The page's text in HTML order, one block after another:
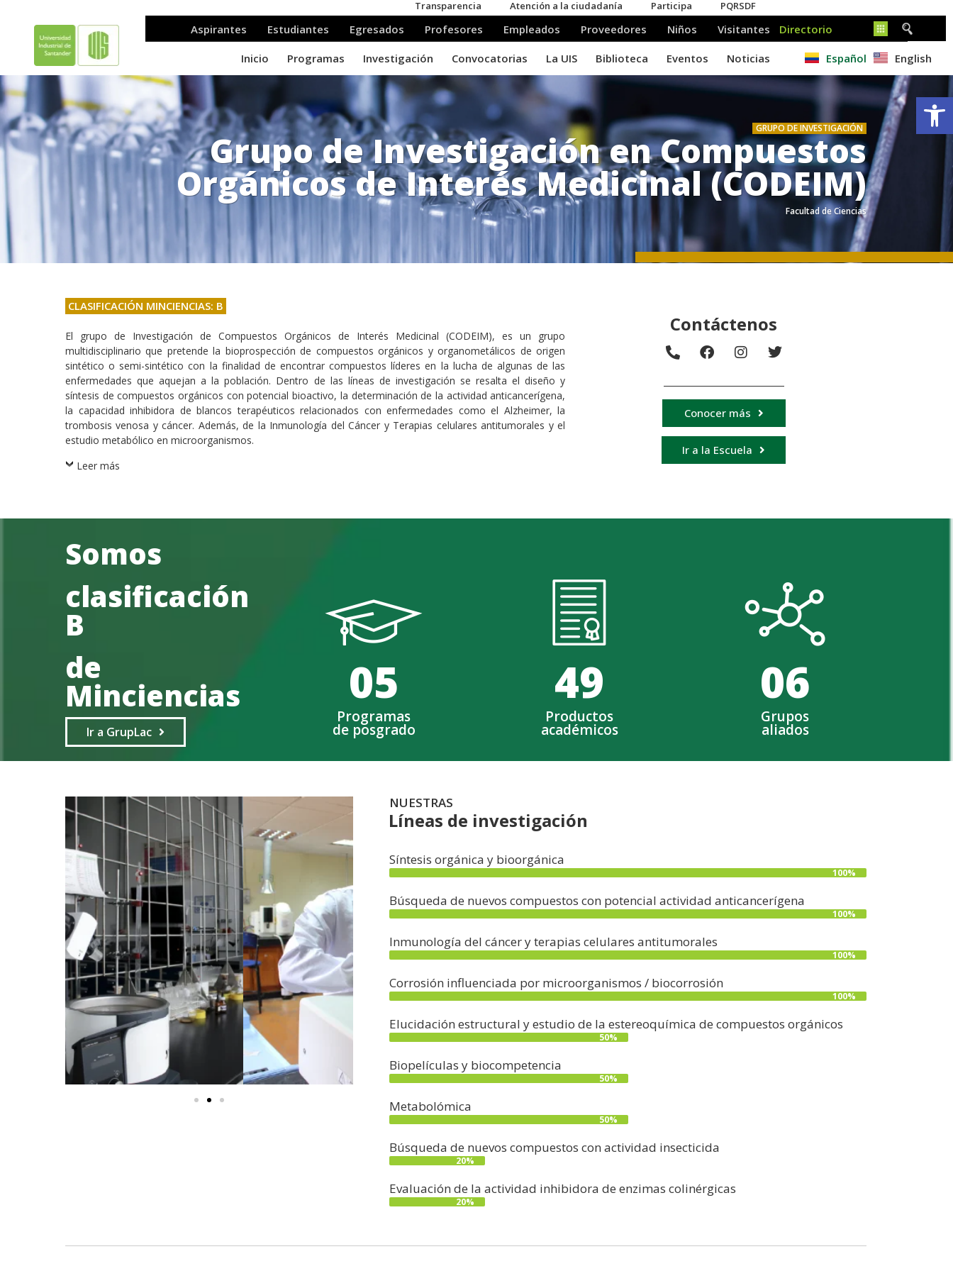
Español English
GRUPO DE INVESTIGACIÓN
Grupo de Investigación en Compuestos
Orgánicos de Interés Medicinal (CODEIM)
Facultad de Ciencias
.
CLASIFICACIÓN MINCIENCIAS: B
El grupo de Investigación de Compuestos Orgánicos de Interés Medicinal (CODEIM), es un grupo
multidisciplinario que pretende la bioprospección de compuestos orgánicos y organometálicos de origen
sintético o semi-sintético con la finalidad de encontrar compuestos líderes en la lucha de algunas de las
enfermedades que aquejan a la población. Dentro de las líneas de investigación se resalta el diseño y
síntesis de compuestos orgánicos con potencial bioactivo, la determinación de la actividad anticancerígena,
la capacidad inhibidora de blancos terapéuticos relacionados con enfermedades como el Alzheimer, la
trombosis venosa y cáncer. Además, de la Inmunología del Cáncer y Terapias celulares antitumorales y el
estudio metabólico en microorganismos.
Leer más
Contáctenos
Conocer más
Ir a la Escuela
Somos
clasificación
B
de
Minciencias 05 49 06
Ir a GrupLac
Programas
de posgrado
Productos
académicos
Grupos
aliados
NUESTRAS
Líneas de investigación
Síntesis orgánica y bioorgánica
100%
Búsqueda de nuevos compuestos con potencial actividad anticancerígena
100%
Inmunología del cáncer y terapias celulares antitumorales
100%
Corrosión influenciada por microorganismos / biocorrosión
100%
Elucidación estructural y estudio de la estereoquímica de compuestos orgánicos
50%
Biopelículas y biocompetencia
50%
Metabolómica
50%
Búsqueda de nuevos compuestos con actividad insecticida
20%
Evaluación de la actividad inhibidora de enzimas colinérgicas
20%